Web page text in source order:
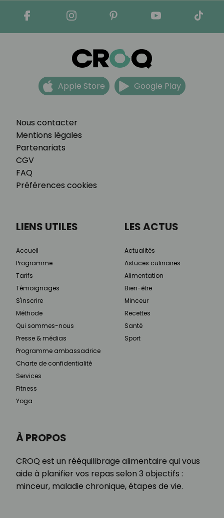
Nous contacter
Mentions légales
Partenariats
CGV
FAQ
Préférences cookies
Apple Store Google Play
À PROPOS
CROQ est un rééquilibrage alimentaire qui vous
aide à planifier vos repas selon 3 objectifs :
minceur, maladie chronique, étapes de vie.
LIENS UTILES
Accueil
Programme
Tarifs
Témoignages
S'inscrire
Méthode
Qui sommes-nous
Presse & médias
Programme ambassadrice
Charte de confidentialité
Services
Fitness
Yoga
LES ACTUS
Actualités
Astuces culinaires
Alimentation
Bien-être
Minceur
Recettes
Santé
Sport